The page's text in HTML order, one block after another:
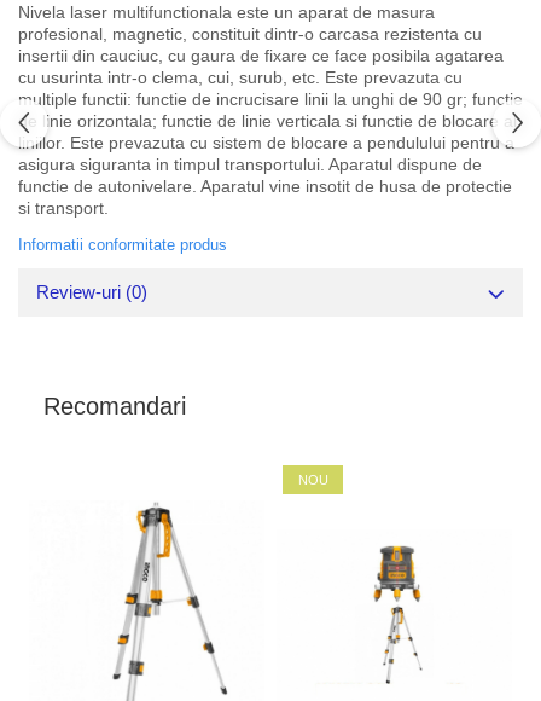
Nivela laser multifunctionala este un aparat de masura
profesional, magnetic, constituit dintr-o carcasa rezistenta cu
insertii din cauciuc, cu gaura de fixare ce face posibila agatarea
cu usurinta intr-o clema, cui, surub, etc. Este prevazuta cu
multiple functii: functie de incrucisare linii la unghi de 90 gr; functie
de linie orizontala; functie de linie verticala si functie de blocare al
liniilor. Este prevazuta cu sistem de blocare a pendulului pentru a
asigura siguranta in timpul transportului. Aparatul dispune de
functie de autonivelare. Aparatul vine insotit de husa de protectie
si transport.
Informatii conformitate produs
Review-uri (0)
Recomandari
NOU